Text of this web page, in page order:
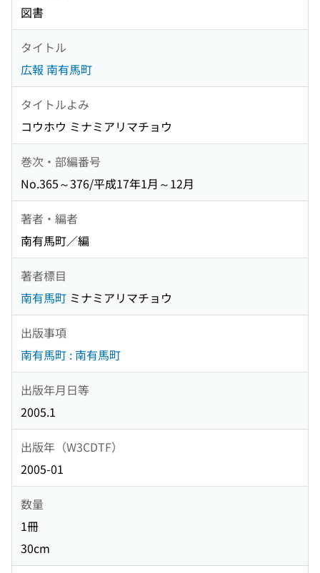
図書
タイトル
広報 南有馬町
タイトルよみ
コウホウ ミナミアリマチョウ
巻次・部編番号
No.365～376/平成17年1月～12月
著者・編者
南有馬町／編
著者標目
南有馬町 ミナミアリマチョウ
出版事項
南有馬町 : 南有馬町
出版年月日等
2005.1
出版年（W3CDTF）
2005-01
数量
1冊
30cm